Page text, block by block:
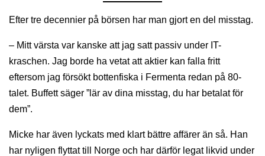
Efter tre decennier på börsen har man gjort en del misstag.
– Mitt värsta var kanske att jag satt passiv under IT-
kraschen. Jag borde ha vetat att aktier kan falla fritt
eftersom jag försökt bottenfiska i Fermenta redan på 80-
talet. Buffett säger ”lär av dina misstag, du har betalat för
dem”.
Micke har även lyckats med klart bättre affärer än så. Han
har nyligen flyttat till Norge och har därför legat likvid under